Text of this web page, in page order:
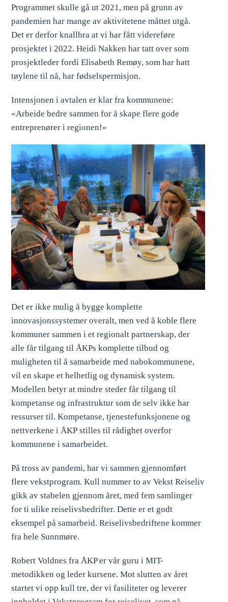
Programmet skulle gå ut 2021, men på grunn av
pandemien har mange av aktivitetene måttet utgå.
Det er derfor knallbra at vi har fått videreføre
prosjektet i 2022. Heidi Nakken har tatt over som
prosjektleder fordi Elisabeth Remøy, som har hatt
tøylene til nå, har fødselspermisjon.
Intensjonen i avtalen er klar fra kommunene:
«Arbeide bedre sammen for å skape flere gode
entreprenører i regionen!»
Det er ikke mulig å bygge komplette
innovasjonssystemer overalt, men ved å koble flere
kommuner sammen i et regionalt partnerskap, der
alle får tilgang til ÅKPs komplette tilbud og
muligheten til å samarbeide med nabokommunene,
vil en skape et helhetlig og dynamisk system.
Modellen betyr at mindre steder får tilgang til
kompetanse og infrastruktur som de selv ikke har
ressurser til. Kompetanse, tjenestefunksjonene og
nettverkene i ÅKP stilles til rådighet overfor
kommunene i samarbeidet.
På tross av pandemi, har vi sammen gjennomført
flere vekstprogram. Kull nummer to av Vekst Reiseliv
gikk av stabelen gjennom året, med fem samlinger
for ti ulike reiselivsbedrifter. Dette er et godt
eksempel på samarbeid. Reiselivsbedriftene kommer
fra hele Sunnmøre.
Robert Voldnes fra ÅKP er vår guru i MIT-
metodikken og leder kursene. Mot slutten av året
startet vi opp kull tre, der vi fasiliteter og leverer